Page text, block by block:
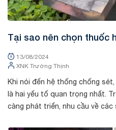
Tại sao nên chọn thuốc
13/08/2024
XNK Trường Thịnh
Khi nói đến hệ thống chống
là hai yếu tố quan trọng nhất.
càng phát triển, nhu cầu về các